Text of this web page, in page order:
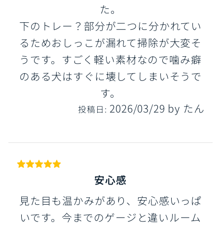
た。
下のトレー？部分が二つに分かれてい
るためおしっこが漏れて掃除が大変そ
うです。すごく軽い素材なので噛み癖
のある犬はすぐに壊してしまいそうで
す。
投稿日: 2026/03/29 by たん
安心感
見た目も温かみがあり、安心感いっぱ
いです。今までのゲージと違いルーム